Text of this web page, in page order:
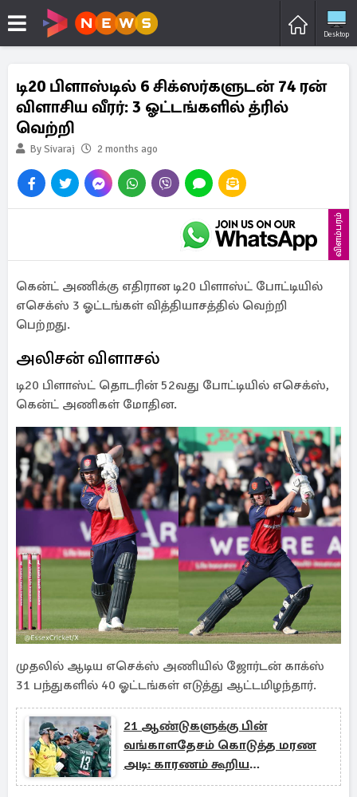
Desktop
டி20 பிளாஸ்டில் 6 சிக்ஸர்களுடன் 74 ரன்
விளாசிய வீரர்: 3 ஓட்டங்களில் த்ரில்
வெற்றி
By Sivaraj 2 months ago
விளம்பரம்
கென்ட் அணிக்கு எதிரான டி20 பிளாஸ்ட் போட்டியில்
எசெக்ஸ் 3 ஓட்டங்கள் வித்தியாசத்தில் வெற்றி
பெற்றது.
அலிசன் விளாசல்
டி20 பிளாஸ்ட் தொடரின் 52வது போட்டியில் எசெக்ஸ்,
கென்ட் அணிகள் மோதின.
முதலில் ஆடிய எசெக்ஸ் அணியில் ஜோர்டன் காக்ஸ்
31 பந்துகளில் 40 ஓட்டங்கள் எடுத்து ஆட்டமிழந்தார்.
21 ஆண்டுகளுக்கு பின்
வங்காளதேசம் கொடுத்த மரண
அடி: காரணம் கூறிய
அவுஸ்திரேலிய கேப்டன்